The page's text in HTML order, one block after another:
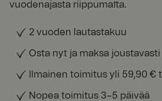
vuodenajasta riippumatta.
2 vuoden lautastakuu
Osta nyt ja maksa joustavasti
Ilmainen toimitus yli 59,90 €
Nopea toimitus 3–5 päivää